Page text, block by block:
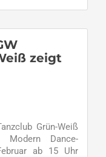
Grün-
zeigt
Grün-Weiß
Modern Dance-
ab 15 Uhr